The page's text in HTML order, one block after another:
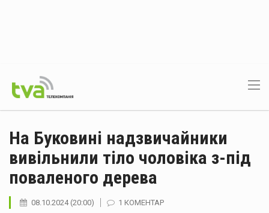
На Буковині надзвичайники
вивільнили тіло чоловіка з-під
поваленого дерева
08.10.2024 (20:00) 1 КОМЕНТАР